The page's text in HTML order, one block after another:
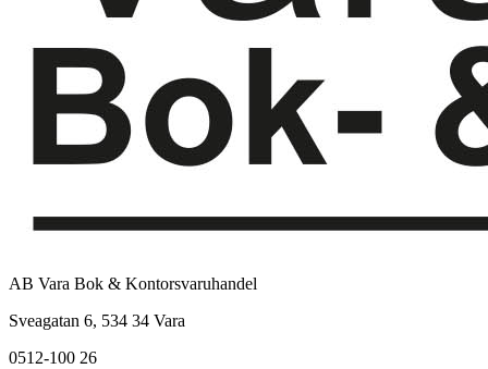
AB Vara Bok & Kontorsvaruhandel
Sveagatan 6, 534 34 Vara
0512-100 26